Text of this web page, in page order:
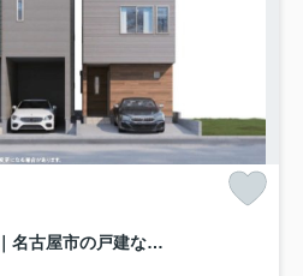
MELDIA北区生駒町134③｜名古屋市の戸建ならホームアップ